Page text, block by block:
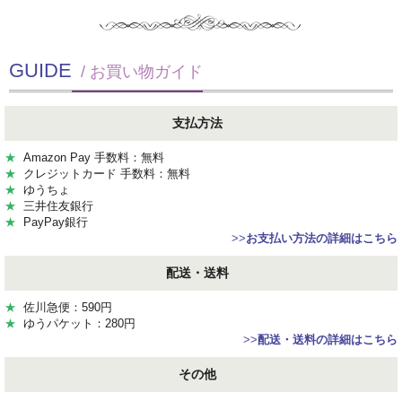
GUIDE / お買い物ガイド
支払方法
★ Amazon Pay 手数料：無料
★ クレジットカード 手数料：無料
★ ゆうちょ
★ 三井住友銀行
★ PayPay銀行
>>お支払い方法の詳細はこちら
配送・送料
★ 佐川急便：590円
★ ゆうパケット：280円
>>配送・送料の詳細はこちら
その他